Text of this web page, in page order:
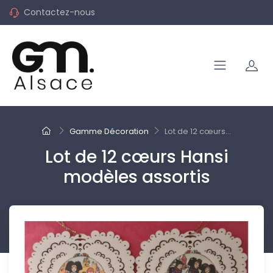
Contactez-nous
Gamme Décoration Lot de 12 cœurs...
Lot de 12 cœurs Hansi
modèles assortis